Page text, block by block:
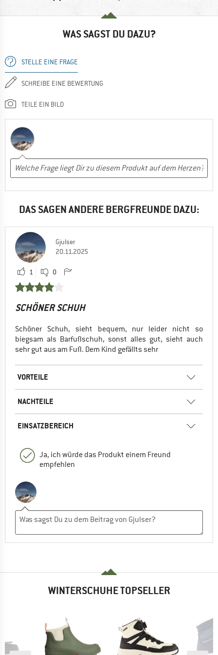
WAS SAGST DU DAZU?
STELLE EINE FRAGE
SCHREIBE EINE BEWERTUNG
TEILE EIN BILD
DAS SAGEN ANDERE BERGFREUNDE DAZU:
Gjulser
20.11.2025
1 0
SCHÖNER SCHUH
Schöner Schuh, sieht bequem, nur leider nicht so
biegsam als Barfußschuh, sonst alles gut, sieht auch
sehr gut aus am Fuß. Dem Kind gefällts sehr
VORTEILE
NACHTEILE
EINSATZBEREICH
Ja, ich würde das Produkt einem Freund
empfehlen
WINTERSCHUHE TOPSELLER